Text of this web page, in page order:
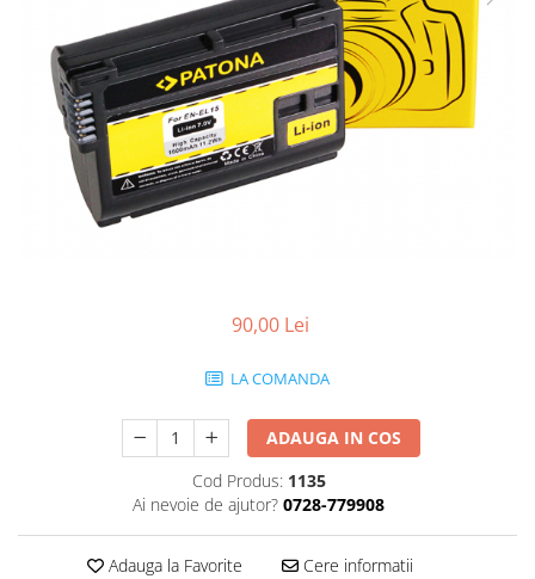
POS/Scanere coduri de bare
Scule electrice
Smartwatch
Incarcatoare
Aparate foto
Aspiratoare
Camere video
Produse de bucatarie kjøk
Accesorii kjøk
Incarcatoare & acumulatori
90,00 Lei
LA COMANDA
ADAUGA IN COS
Cod Produs: 1135
Ai nevoie de ajutor? 0728-779908
Adauga la Favorite Cere informatii